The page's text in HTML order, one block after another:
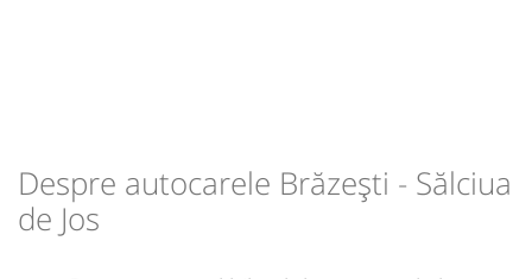
Despre autocarele Brăzești - Sălciua
de Jos